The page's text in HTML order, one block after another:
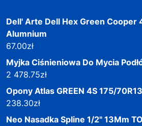
Dell' Arte Dell Hex Green Cooper
Alumnium
67.00zł
Myjka Ciśnieniowa Do Mycia
2 478.75zł
Opony Atlas GREEN 4S 175/
238.30zł
Neo Nasadka Spline 1/2" 13Mm